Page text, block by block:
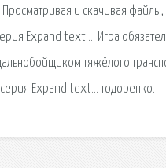
Просматривая и скачивая
Expand text…. Игра
тяжёлого
Expand text… тодоренко.